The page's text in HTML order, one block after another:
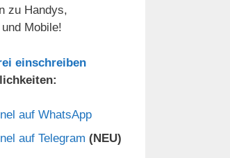
zu Handys,
Mobile!
einschreiben
auf WhatsApp
auf Telegram (NEU)